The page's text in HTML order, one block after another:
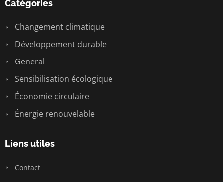
Catégories
Changement climatique
Développement durable
General
Sensibilisation écologique
Économie circulaire
Énergie renouvelable
Liens utiles
Contact